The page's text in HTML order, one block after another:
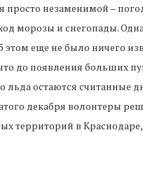
просто незаменимой –
морозы и снегопады.
этом еще не было ничего
до появления больших
льда остаются считанные
декабря волонтеры
территорий в